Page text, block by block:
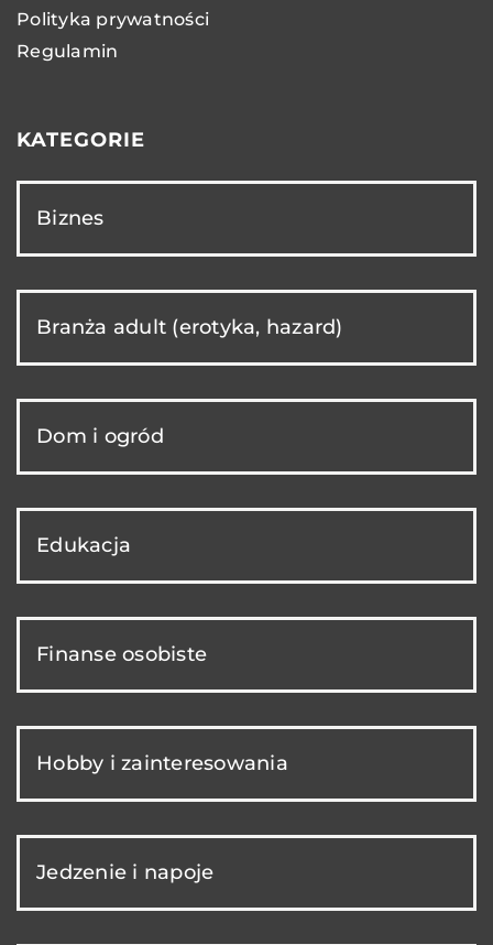
Polityka prywatności
Regulamin
KATEGORIE
Biznes
Branża adult (erotyka, hazard)
Dom i ogród
Edukacja
Finanse osobiste
Hobby i zainteresowania
Jedzenie i napoje